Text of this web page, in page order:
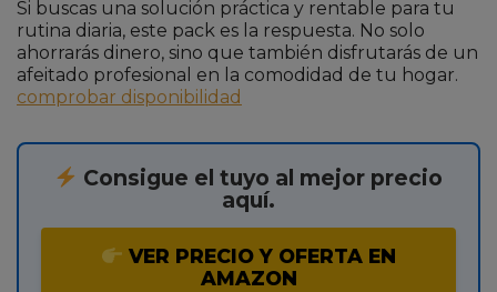
Si buscas una solución práctica y rentable para tu
rutina diaria, este pack es la respuesta. No solo
ahorrarás dinero, sino que también disfrutarás de un
afeitado profesional en la comodidad de tu hogar.
comprobar disponibilidad
Consigue el tuyo al mejor precio
aquí.
VER PRECIO Y OFERTA EN
AMAZON